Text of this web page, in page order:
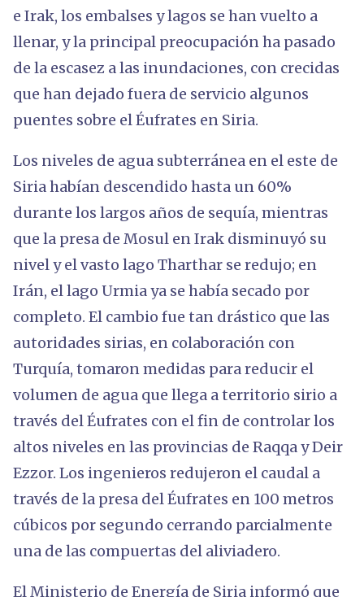
e Irak, los embalses y lagos se han vuelto a
llenar, y la principal preocupación ha pasado
de la escasez a las inundaciones, con crecidas
que han dejado fuera de servicio algunos
puentes sobre el Éufrates en Siria.
Los niveles de agua subterránea en el este de
Siria habían descendido hasta un 60%
durante los largos años de sequía, mientras
que la presa de Mosul en Irak disminuyó su
nivel y el vasto lago Tharthar se redujo; en
Irán, el lago Urmia ya se había secado por
completo. El cambio fue tan drástico que las
autoridades sirias, en colaboración con
Turquía, tomaron medidas para reducir el
volumen de agua que llega a territorio sirio a
través del Éufrates con el fin de controlar los
altos niveles en las provincias de Raqqa y Deir
Ezzor. Los ingenieros redujeron el caudal a
través de la presa del Éufrates en 100 metros
cúbicos por segundo cerrando parcialmente
una de las compuertas del aliviadero.
El Ministerio de Energía de Siria informó que